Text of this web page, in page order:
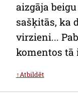
aizgāja
sašķitās, ka
virzieni...
komentos tā
↑Atbildēt